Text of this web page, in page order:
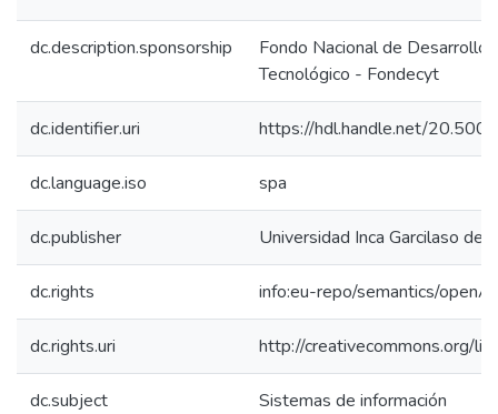
dc.description.sponsorship
Fondo Nacional de Desarrollo
Tecnológico - Fondecyt
dc.identifier.uri https://hdl.handle.net/
dc.language.iso spa
dc.publisher Universidad Inca Garcilaso de
dc.rights info:eu-repo/semantics/
dc.rights.uri http://creativecommons.org/
dc.subject Sistemas de información